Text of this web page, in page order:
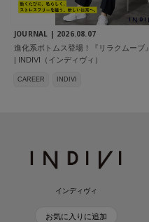
JOURNAL | 2026.08.07
進化系ボトムス登場！『リラクムーブ』
| INDIVI（インディヴィ）
CAREER INDIVI
インディヴィ
お気に入りに追加